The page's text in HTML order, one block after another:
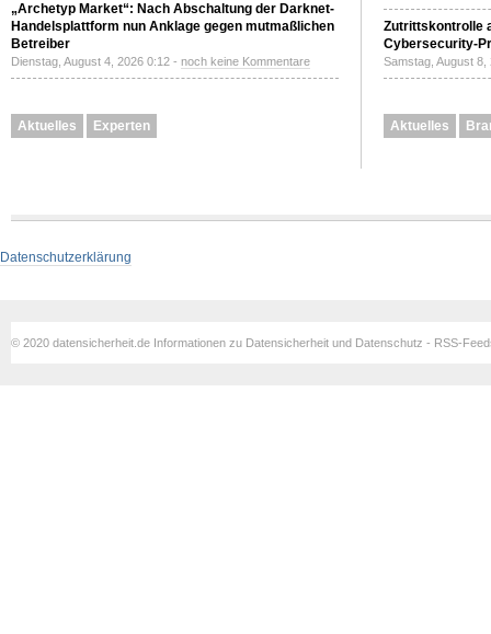
„Archetyp Market“: Nach Abschaltung der Darknet-
Handelsplattform nun Anklage gegen mutmaßlichen
Betreiber
Dienstag, August 4, 2026 0:12 - noch keine Kommentare
Aktuelles Experten
Zutrittskontrolle
Cybersecurity-
Samstag, August
Aktuelles
Datenschutzerklärung
© 2020 datensicherheit.de Informationen zu Datensicherheit und Datenschutz - RSS-